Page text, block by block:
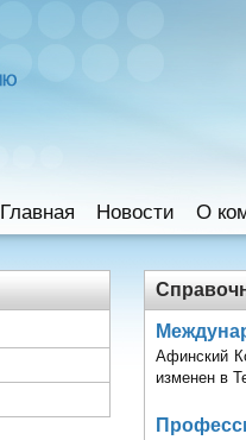
Главная Новости O
Афинский
изменен в